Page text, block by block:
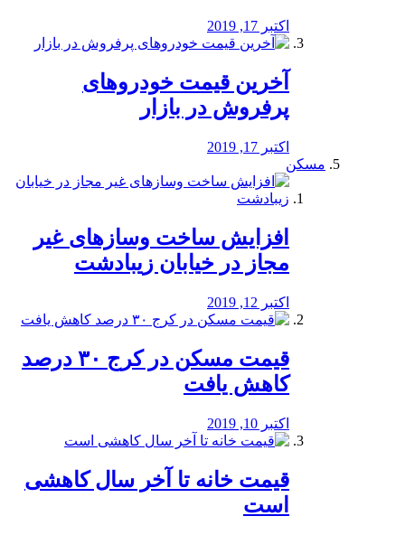
اکتبر 17, 2019
آخرین قیمت خودرو‌های
پرفروش در بازار
اکتبر 17, 2019
مسکن
افزایش ساخت وسازهای غیر
مجاز در خیابان زیبادشت
اکتبر 12, 2019
️قیمت مسکن در کرج ۳۰ درصد
کاهش یافت
اکتبر 10, 2019
قیمت خانه تا آخر سال کاهشی
است